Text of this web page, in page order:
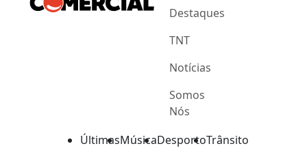
Destaques
TNT
Notícias
Somos
Nós
ÚltimasMúsicaDesportoTrânsito